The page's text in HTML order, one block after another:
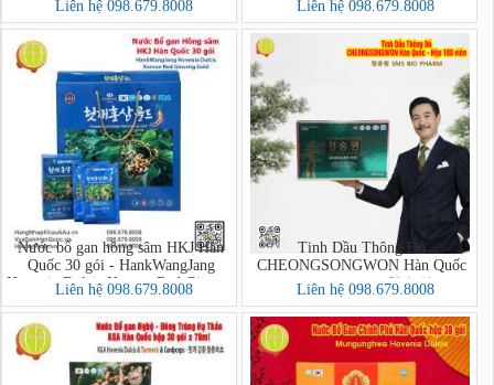
Liên hệ 098.679.8008
PHARM
Liên hệ 098.679.8008
Nước bổ gan hồng sâm HKJ Hàn
Quốc 30 gói - HankWangJang
Hovenia Dulcis Korean Red Ginseng
Liên hệ 098.679.8008
Tinh Dầu Thông Đỏ
CHEONGSONGWON Hàn Quốc
hộp xanh 180 viên - 청송원 SMS
BIO PHARM
Liên hệ 098.679.8008